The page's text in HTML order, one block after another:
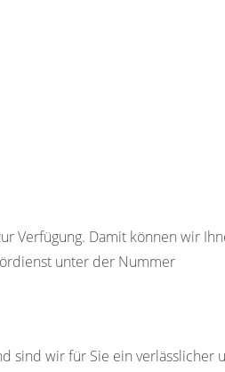
Verfügung. Damit können wir
unter der Nummer
sind wir für Sie ein verlässlicher